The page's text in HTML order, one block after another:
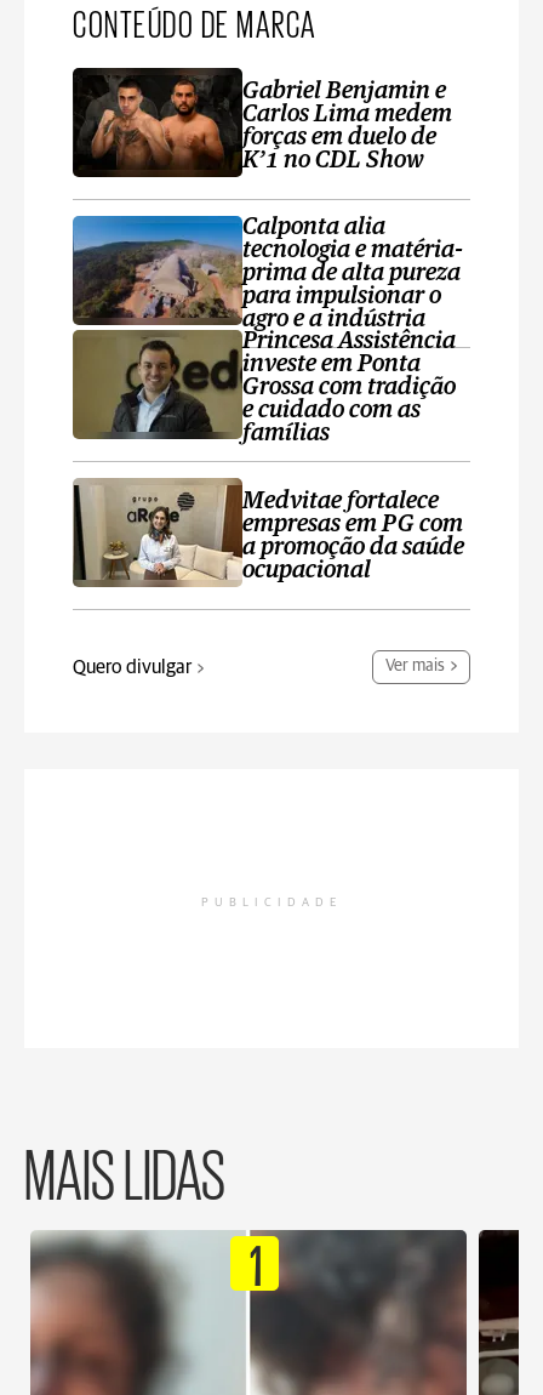
CONTEÚDO DE MARCA
Gabriel Benjamin e
Carlos Lima medem
forças em duelo de
K’1 no CDL Show
Calponta alia
tecnologia e matéria-
prima de alta pureza
para impulsionar o
agro e a indústria
Princesa Assistência
investe em Ponta
Grossa com tradição
e cuidado com as
famílias
Medvitae fortalece
empresas em PG com
a promoção da saúde
ocupacional
Quero divulgar Ver mais
PUBLICIDADE
MAIS LIDAS
1